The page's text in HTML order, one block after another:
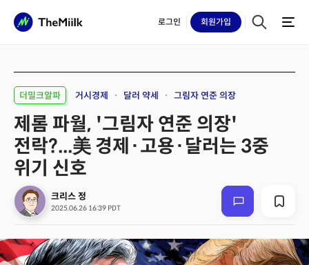
로그인 회원가입
더밀크알파 거시경제 달러 약세 그림자 연준 의장
제롬 파월, '그림자 연준 의장'
전락?...美 경제·고용·달러는 3중
위기 신호
크리스 정
2025.06.26 16:39 PDT